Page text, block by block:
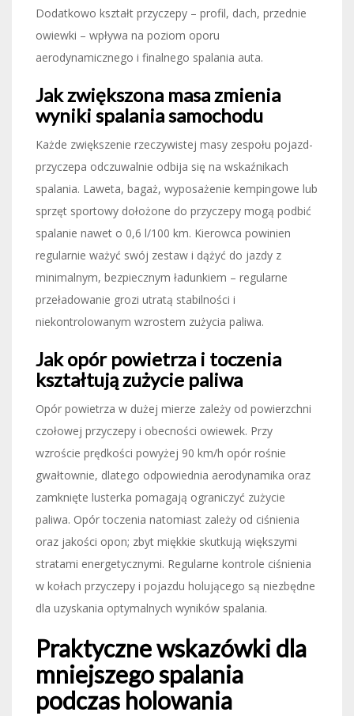
Dodatkowo kształt przyczepy – profil, dach, przednie
owiewki – wpływa na poziom oporu
aerodynamicznego i finalnego spalania auta.
Jak zwiększona masa zmienia
wyniki spalania samochodu
Każde zwiększenie rzeczywistej masy zespołu pojazd-
przyczepa odczuwalnie odbija się na wskaźnikach
spalania. Laweta, bagaż, wyposażenie kempingowe lub
sprzęt sportowy dołożone do przyczepy mogą podbić
spalanie nawet o 0,6 l/100 km. Kierowca powinien
regularnie ważyć swój zestaw i dążyć do jazdy z
minimalnym, bezpiecznym ładunkiem – regularne
przeładowanie grozi utratą stabilności i
niekontrolowanym wzrostem zużycia paliwa.
Jak opór powietrza i toczenia
kształtują zużycie paliwa
Opór powietrza w dużej mierze zależy od powierzchni
czołowej przyczepy i obecności owiewek. Przy
wzroście prędkości powyżej 90 km/h opór rośnie
gwałtownie, dlatego odpowiednia aerodynamika oraz
zamknięte lusterka pomagają ograniczyć zużycie
paliwa. Opór toczenia natomiast zależy od ciśnienia
oraz jakości opon; zbyt miękkie skutkują większymi
stratami energetycznymi. Regularne kontrole ciśnienia
w kołach przyczepy i pojazdu holującego są niezbędne
dla uzyskania optymalnych wyników spalania.
Praktyczne wskazówki dla
mniejszego spalania
podczas holowania